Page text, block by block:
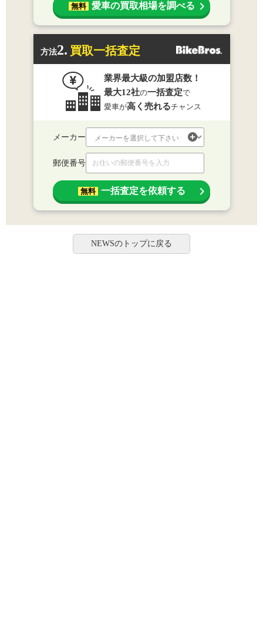
無料 愛車の買取相場を調べる
方法2. 買取一括査定
業界最大級の加盟店数！
最大12社の一括査定で
愛車が高く売れるチャンス
メーカー
郵便番号
無料 一括査定を依頼する
NEWSのトップに戻る